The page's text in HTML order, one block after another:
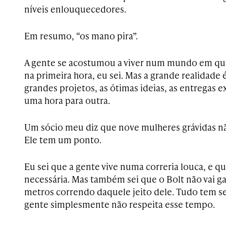
níveis enlouquecedores.
Em resumo, “os mano pira”.
A gente se acostumou a viver num mundo em
na primeira hora, eu sei. Mas a grande realidade
grandes projetos, as ótimas ideias, as entregas
uma hora para outra.
Um sócio meu diz que nove mulheres grávidas
Ele tem um ponto.
Eu sei que a gente vive numa correria louca, e
necessária. Mas também sei que o Bolt não vai
metros correndo daquele jeito dele. Tudo tem
gente simplesmente não respeita esse tempo.